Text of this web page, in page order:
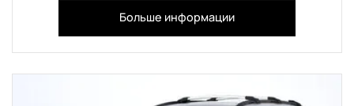
Больше информации